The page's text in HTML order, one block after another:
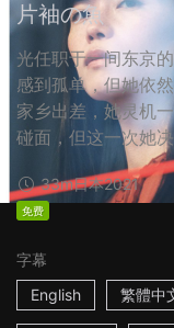
片袖の魚
光任职于一间东京
感到孤单，但她依
家乡出差，她灵机
碰面，但这一次她
33m日本2021
免费
字幕
English
繁體中